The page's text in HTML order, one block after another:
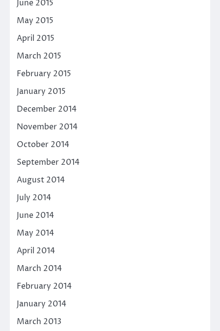
June 2015
May 2015
April 2015
March 2015
February 2015
January 2015
December 2014
November 2014
October 2014
September 2014
August 2014
July 2014
June 2014
May 2014
April 2014
March 2014
February 2014
January 2014
March 2013